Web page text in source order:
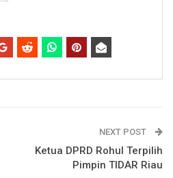
NEXT POST
Ketua DPRD Rohul Terpilih
Pimpin TIDAR Riau